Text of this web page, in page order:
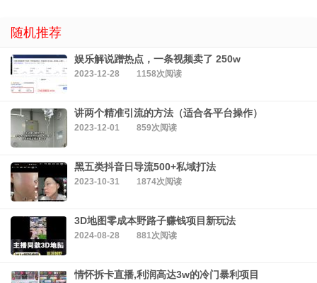
随机推荐
娱乐解说蹭热点，一条视频卖了 250w
2023-12-28 1158次阅读
讲两个精准引流的方法（适合各平台操作）
2023-12-01 859次阅读
黑五类抖音日导流500+私域打法
2023-10-31 1874次阅读
3D地图零成本野路子赚钱项目新玩法
2024-08-28 881次阅读
情怀拆卡直播,利润高达3w的冷门暴利项目